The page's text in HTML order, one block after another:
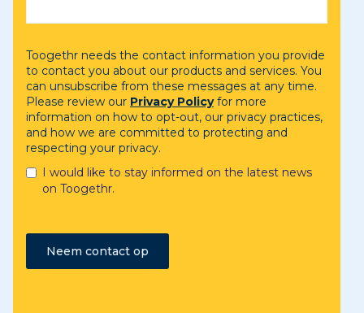
Toogethr needs the contact information you provide
to contact you about our products and services. You
can unsubscribe from these messages at any time.
Please review our Privacy Policyfor more
information on how to opt-out, our privacy practices,
and how we are committed to protecting and
respecting your privacy.
I would like to stay informed on the latest news
on Toogethr.